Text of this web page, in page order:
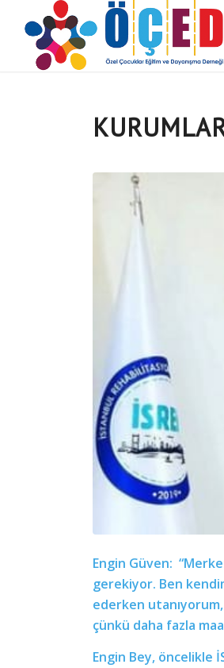
Engin Güven:
gerekiyor. Ben
ederken
çünkü daha fazla
Engin Bey, öncelikle